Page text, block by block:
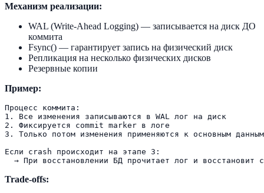
Механизм реализации:
WAL (Write-Ahead Logging) — записывается на диск ДО
коммита
Fsync() — гарантирует запись на физический диск
Репликация на несколько физических дисков
Резервные копии
Пример:
Процесс коммита:
1. Все изменения записываются в WAL лог на диск
2. Фиксируется commit marker в логе
3. Только потом изменения применяются к основным данным
Если crash происходит на этапе 3:
Trade-offs: